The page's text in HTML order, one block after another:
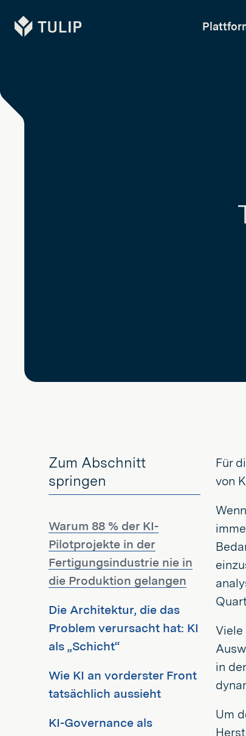
Tulip
Zum Abschnitt
springen
Warum 88 % der KI-
Pilotprojekte in der
Fertigungsindustrie nie in
die Produktion gelangen
Die Architektur, die das
Problem verursacht hat: KI
als „Schicht“
Wie KI an vorderster Front
tatsächlich aussieht
KI-Governance als
Für
von
Viele
in
Um